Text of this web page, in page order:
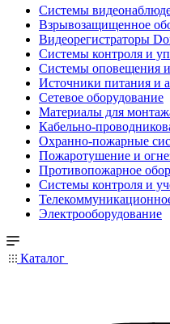
Системы
Взрывозащищенное
Видеорегистраторы
Системы контроля и
Системы оповещения
Источники питания и
Сетевое оборудование
Материалы для
Кабельно-
Охранно-пожарные
Пожаротушение и
Противопожарное
Системы контроля и
Электрооборудование
Каталог